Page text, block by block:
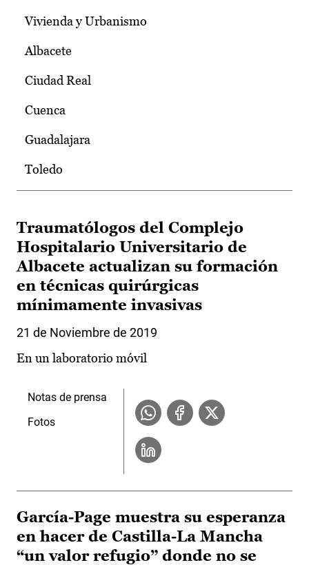
Vivienda y Urbanismo
Albacete
Ciudad Real
Cuenca
Guadalajara
Toledo
Traumatólogos del Complejo
Hospitalario Universitario de
Albacete actualizan su formación
en técnicas quirúrgicas
mínimamente invasivas
21 de Noviembre de 2019
En un laboratorio móvil
Notas de prensa
Fotos
García-Page muestra su esperanza
en hacer de Castilla-La Mancha
“un valor refugio” donde no se